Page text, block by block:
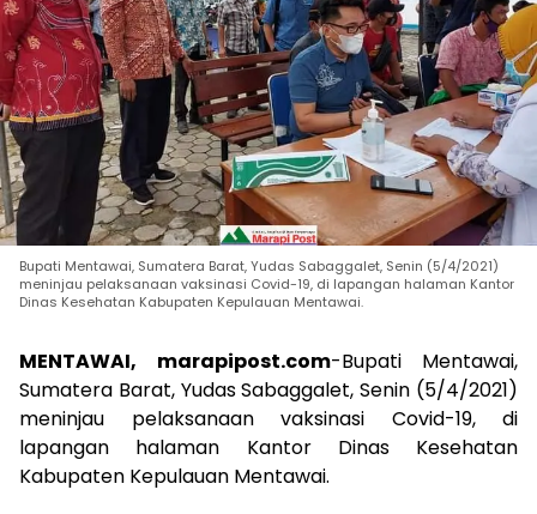
Bupati Mentawai, Sumatera Barat, Yudas Sabaggalet, Senin (5/4/2021)
meninjau pelaksanaan vaksinasi Covid-19, di lapangan halaman Kantor
Dinas Kesehatan Kabupaten Kepulauan Mentawai.
MENTAWAI, marapipost.com-Bupati Mentawai,
Sumatera Barat, Yudas Sabaggalet, Senin (5/4/2021)
meninjau pelaksanaan vaksinasi Covid-19, di
lapangan halaman Kantor Dinas Kesehatan
Kabupaten Kepulauan Mentawai.